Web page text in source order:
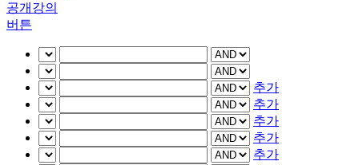
공개강의
버튼
추가
추가
추가
추가
추가